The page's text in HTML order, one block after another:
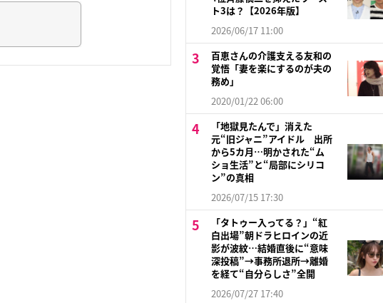
ト3は？【2026年版】
2026/06/17 11:00
百恵さんの介護支える友和の
覚悟「妻を楽にするのが夫の
務め」
2020/01/22 06:00
「地獄見たんで」消えた
元“旧ジャニ”アイドル 出所
から5カ月…明かされた“ム
ショ生活”と“局部にシリコ
ン”の真相
2026/07/15 17:30
「タトゥー入ってる？」“紅
白出場”朝ドラヒロインの近
影が波紋…結婚直後に“意味
深投稿”→事務所退所→離婚
を経て“自分らしさ”全開
2026/07/27 17:40